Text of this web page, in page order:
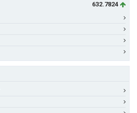
632.7824